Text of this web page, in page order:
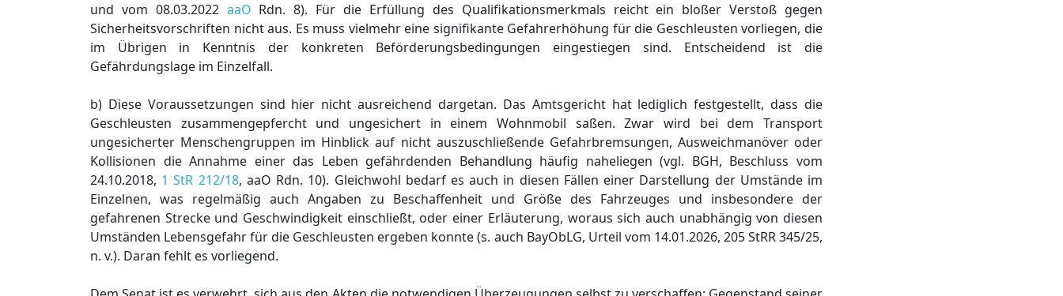
und vom 08.03.2022 aaO Rdn. 8). Für die Erfüllung des Qualifikationsmerkmals reicht ein bloßer Verstoß gegen
Sicherheitsvorschriften nicht aus. Es muss vielmehr eine signifikante Gefahrerhöhung für die Geschleusten vorliegen, die
im Übrigen in Kenntnis der konkreten Beförderungsbedingungen eingestiegen sind. Entscheidend ist die
Gefährdungslage im Einzelfall.
b) Diese Voraussetzungen sind hier nicht ausreichend dargetan. Das Amtsgericht hat lediglich festgestellt, dass die
Geschleusten zusammengepfercht und ungesichert in einem Wohnmobil saßen. Zwar wird bei dem Transport
ungesicherter Menschengruppen im Hinblick auf nicht auszuschließende Gefahrbremsungen, Ausweichmanöver oder
Kollisionen die Annahme einer das Leben gefährdenden Behandlung häufig naheliegen (vgl. BGH, Beschluss vom
24.10.2018, 1 StR 212/18, aaO Rdn. 10). Gleichwohl bedarf es auch in diesen Fällen einer Darstellung der Umstände im
Einzelnen, was regelmäßig auch Angaben zu Beschaffenheit und Größe des Fahrzeuges und insbesondere der
gefahrenen Strecke und Geschwindigkeit einschließt, oder einer Erläuterung, woraus sich auch unabhängig von diesen
Umständen Lebensgefahr für die Geschleusten ergeben konnte (s. auch BayObLG, Urteil vom 14.01.2026, 205 StRR 345/25,
n. v.). Daran fehlt es vorliegend.